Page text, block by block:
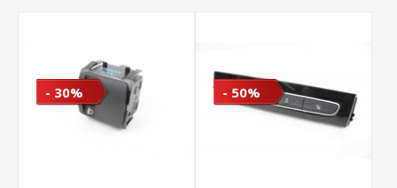
- 30% - 50%